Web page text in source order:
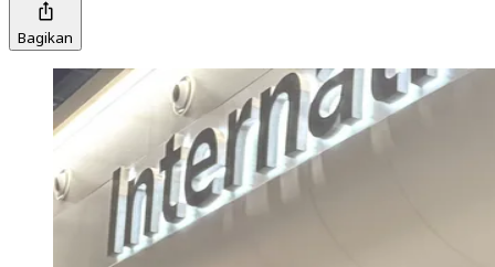
Bagikan